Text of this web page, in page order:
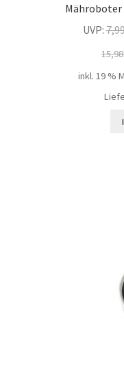
Mähroboter
UVP:
inkl. 19 %